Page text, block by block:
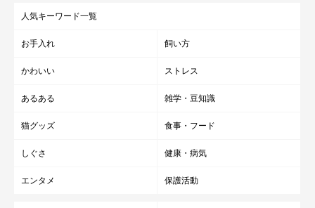
人気キーワード一覧
お手入れ 飼い方
かわいい ストレス
あるある 雑学・豆知識
猫グッズ 食事・フード
しぐさ 健康・病気
エンタメ 保護活動